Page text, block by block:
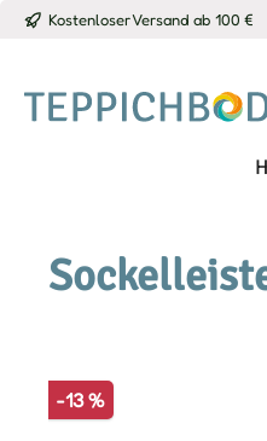
Hauptinhalt springen
Zur Suche springen
Zur Hauptnavigation
Kostenloser Versand ab 100 €
Bildergalerie
-13 %